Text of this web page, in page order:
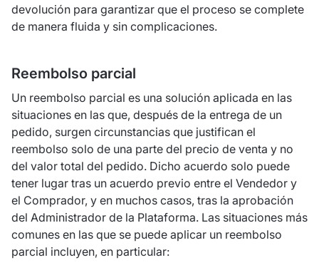
devolución para garantizar que el proceso se complete
de manera fluida y sin complicaciones.
Reembolso parcial
Un reembolso parcial es una solución aplicada en las
situaciones en las que, después de la entrega de un
pedido, surgen circunstancias que justifican el
reembolso solo de una parte del precio de venta y no
del valor total del pedido. Dicho acuerdo solo puede
tener lugar tras un acuerdo previo entre el Vendedor y
el Comprador, y en muchos casos, tras la aprobación
del Administrador de la Plataforma. Las situaciones más
comunes en las que se puede aplicar un reembolso
parcial incluyen, en particular: